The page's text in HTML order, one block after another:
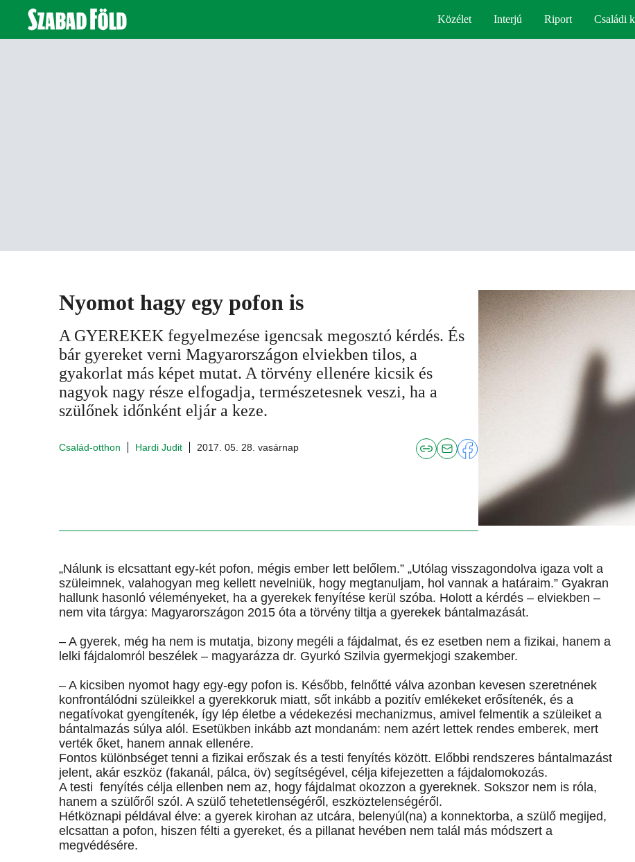
Közélet Interjú Riport Családi
Nyomot hagy egy pofon is
A GYEREKEK fegyelmezése igencsak megosztó kérdés. És
bár gyereket verni Magyarországon elviekben tilos, a
gyakorlat más képet mutat. A törvény ellenére kicsik és
nagyok nagy része elfogadja, természetesnek veszi, ha a
szülőnek időnként eljár a keze.
Család-otthon Hardi Judit 2017. 05. 28. vasárnap
„Nálunk is elcsattant egy-két pofon, mégis ember lett belőlem.” „Utólag visszagondolva igaza volt a
szüleimnek, valahogyan meg kellett nevelniük, hogy megtanuljam, hol vannak a határaim.” Gyakran
hallunk hasonló véleményeket, ha a gyerekek fenyítése kerül szóba. Holott a kérdés – elviekben –
nem vita tárgya: Magyarországon 2015 óta a törvény tiltja a gyerekek bántalmazását.
– A gyerek, még ha nem is mutatja, bizony megéli a fájdalmat, és ez esetben nem a fizikai, hanem a
lelki fájdalomról beszélek – magyarázza dr. Gyurkó Szilvia gyermekjogi szakember.
– A kicsiben nyomot hagy egy-egy pofon is. Később, felnőtté válva azonban kevesen szeretnének
konfrontálódni szüleikkel a gyerekkoruk miatt, sőt inkább a pozitív emlékeket erősítenék, és a
negatívokat gyengítenék, így lép életbe a védekezési mechanizmus, amivel felmentik a szüleiket a
bántalmazás súlya alól. Esetükben inkább azt mondanám: nem azért lettek rendes emberek, mert
verték őket, hanem annak ellenére.
Fontos különbséget tenni a fizikai erőszak és a testi fenyítés között. Előbbi rendszeres bántalmazást
jelent, akár eszköz (fakanál, pálca, öv) segítségével, célja kifejezetten a fájdalomokozás.
A testi fenyítés célja ellenben nem az, hogy fájdalmat okozzon a gyereknek. Sokszor nem is róla,
hanem a szülőről szól. A szülő tehetetlenségéről, eszköztelenségéről.
Hétköznapi példával élve: a gyerek kirohan az utcára, belenyúl(na) a konnektorba, a szülő megijed,
elcsattan a pofon, hiszen félti a gyereket, és a pillanat hevében nem talál más módszert a
megvédésére.